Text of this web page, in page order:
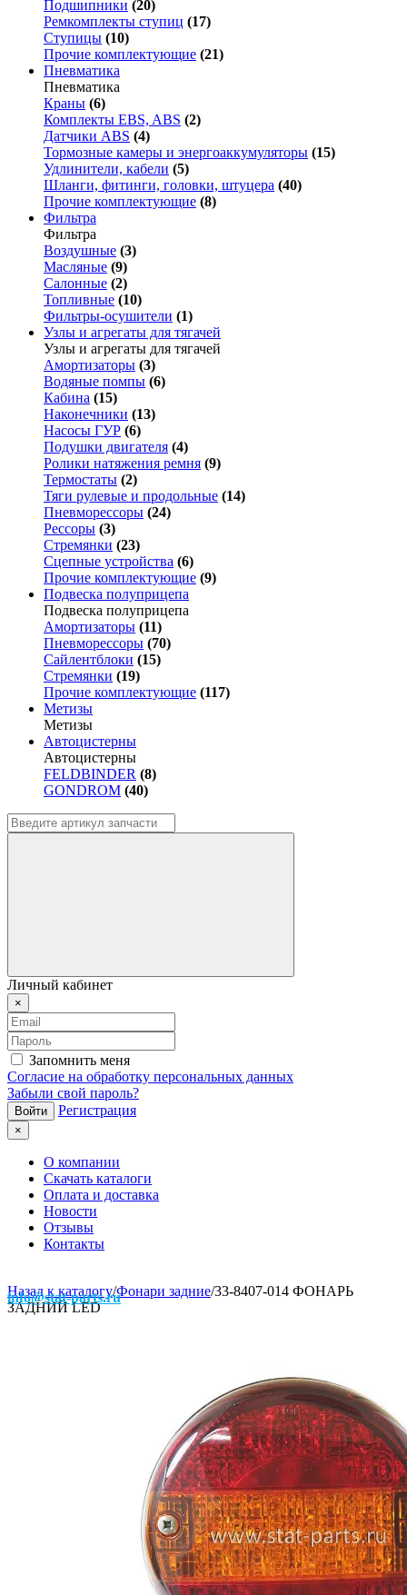
Подшипники (20)
Ремкомплекты ступиц (17)
Ступицы (10)
Прочие комплектующие (21)
Пневматика
Пневматика
Краны (6)
Комплекты EBS, ABS (2)
Датчики ABS (4)
Тормозные камеры и энергоаккумуляторы (15)
Удлинители, кабели (5)
Шланги, фитинги, головки, штуцера (40)
Прочие комплектующие (8)
Фильтра
Фильтра
Воздушные (3)
Масляные (9)
Салонные (2)
Топливные (10)
Фильтры-осушители (1)
Узлы и агрегаты для тягачей
Узлы и агрегаты для тягачей
Амортизаторы (3)
Водяные помпы (6)
Кабина (15)
Наконечники (13)
Насосы ГУР (6)
Подушки двигателя (4)
Ролики натяжения ремня (9)
Термостаты (2)
Тяги рулевые и продольные (14)
Пневморессоры (24)
Рессоры (3)
Стремянки (23)
Сцепные устройства (6)
Прочие комплектующие (9)
Подвеска полуприцепа
Подвеска полуприцепа
Амортизаторы (11)
Пневморессоры (70)
Сайлентблоки (15)
Стремянки (19)
Прочие комплектующие (117)
Метизы
Метизы
Автоцистерны
Автоцистерны
FELDBINDER (8)
GONDROM (40)
Личный кабинет
×
Запомнить меня
Согласие на обработку персональных данных
Забыли свой пароль?
Регистрация
×
О компании
Скачать каталоги
Оплата и доставка
Новости
Отзывы
Контакты
info@stat-parts.ru
Назад к каталогу/Фонари задние/33-8407-014 ФОНАРЬ
ЗАДНИЙ LED